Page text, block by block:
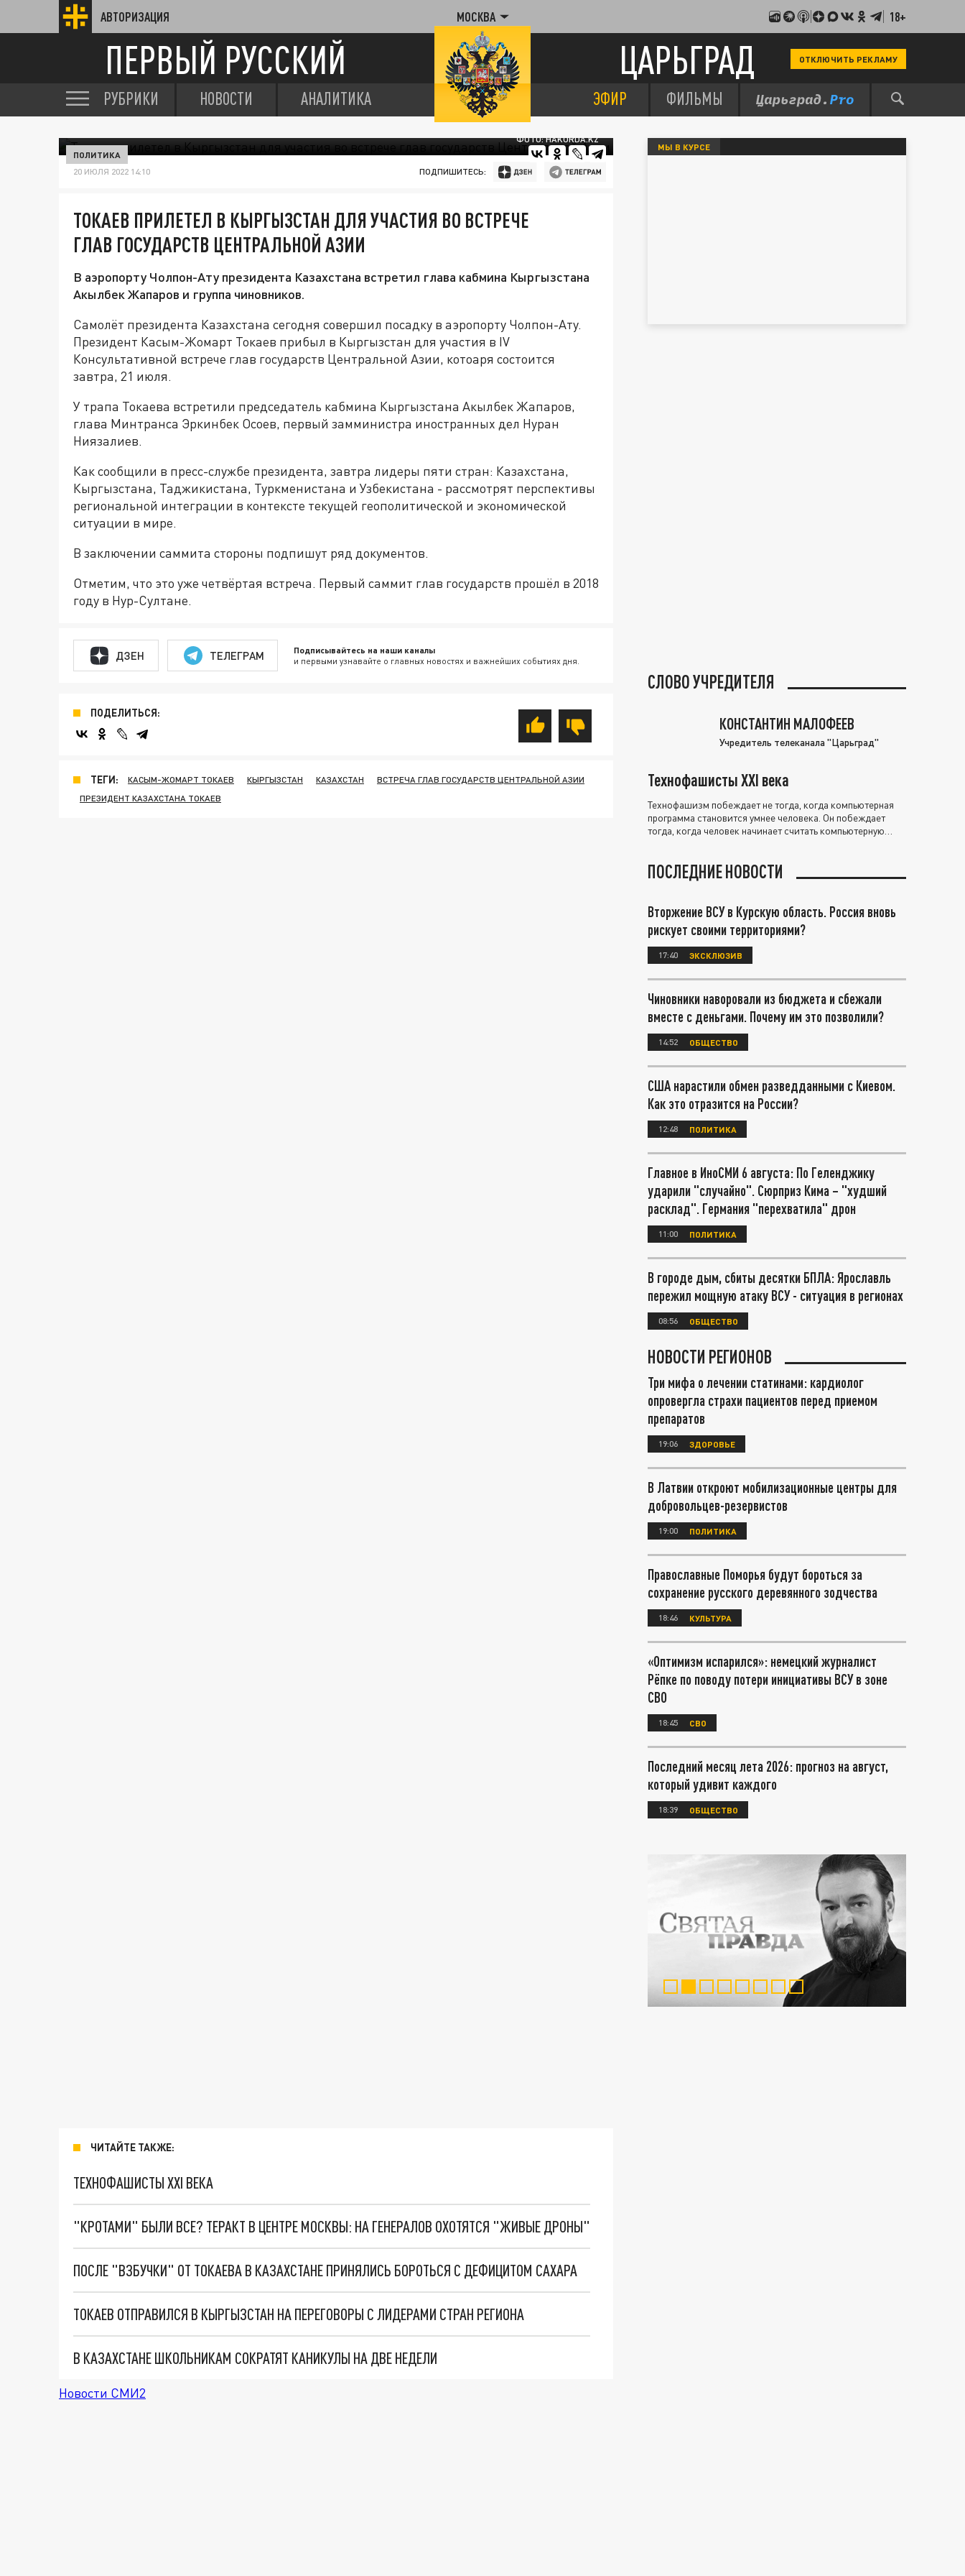
АВТОРИЗАЦИЯ МОСКВА 18+
ПЕРВЫЙ РУССКИЙ ЦАРЬГРАД ОТКЛЮЧИТЬ РЕКЛАМУ
РУБРИКИ НОВОСТИ АНАЛИТИКА ЭФИР ФИЛЬМЫ
ФОТО: HAKORDA.KZ
ПОЛИТИКА
20 ИЮЛЯ 2022 14:10 ПОДПИШИТЕСЬ:
ТОКАЕВ ПРИЛЕТЕЛ В КЫРГЫЗСТАН ДЛЯ УЧАСТИЯ ВО ВСТРЕЧЕ
ГЛАВ ГОСУДАРСТВ ЦЕНТРАЛЬНОЙ АЗИИ
В аэропорту Чолпон-Ату президента Казахстана встретил глава кабмина Кыргызстана
Акылбек Жапаров и группа чиновников.
Самолёт президента Казахстана сегодня совершил посадку в аэропорту Чолпон-Ату.
Президент Касым-Жомарт Токаев прибыл в Кыргызстан для участия в IV
Консультативной встрече глав государств Центральной Азии, котоаря состоится
завтра, 21 июля.
У трапа Токаева встретили председатель кабмина Кыргызстана Акылбек Жапаров,
глава Минтранса Эркинбек Осоев, первый замминистра иностранных дел Нуран
Ниязалиев.
Как сообщили в пресс-службе президента, завтра лидеры пяти стран: Казахстана,
Кыргызстана, Таджикистана, Туркменистана и Узбекистана - рассмотрят перспективы
региональной интеграции в контексте текущей геополитической и экономической
ситуации в мире.
В заключении саммита стороны подпишут ряд документов.
Отметим, что это уже четвёртая встреча. Первый саммит глав государств прошёл в 2018
году в Нур-Султане.
ДЗЕН ТЕЛЕГРАМ Подписывайтесь на наши каналы
и первыми узнавайте о главных новостях и важнейших событиях дня.
ПОДЕЛИТЬСЯ:
ТЕГИ: КАСЫМ-ЖОМАРТ ТОКАЕВ КЫРГЫЗСТАН КАЗАХСТАН
ВСТРЕЧА ГЛАВ ГОСУДАРСТВ ЦЕНТРАЛЬНОЙ АЗИИ
ПРЕЗИДЕНТ КАЗАХСТАНА ТОКАЕВ
ЧИТАЙТЕ ТАКЖЕ:
ТЕХНОФАШИСТЫ XXI ВЕКА
"КРОТАМИ" БЫЛИ ВСЕ? ТЕРАКТ В ЦЕНТРЕ МОСКВЫ: НА ГЕНЕРАЛОВ ОХОТЯТСЯ "ЖИВЫЕ ДРОНЫ"
ПОСЛЕ "ВЗБУЧКИ" ОТ ТОКАЕВА В КАЗАХСТАНЕ ПРИНЯЛИСЬ БОРОТЬСЯ С ДЕФИЦИТОМ САХАРА
ТОКАЕВ ОТПРАВИЛСЯ В КЫРГЫЗСТАН НА ПЕРЕГОВОРЫ С ЛИДЕРАМИ СТРАН РЕГИОНА
В КАЗАХСТАНЕ ШКОЛЬНИКАМ СОКРАТЯТ КАНИКУЛЫ НА ДВЕ НЕДЕЛИ
Новости СМИ2
МЫ В КУРСЕ
СЛОВО УЧРЕДИТЕЛЯ
КОНСТАНТИН МАЛОФЕЕВ
Учредитель телеканала "Царьград"
Технофашисты XXI века
Технофашизм побеждает не тогда, когда компьютерная
программа становится умнее человека. Он побеждает
тогда, когда человек начинает считать компьютерную
ПОСЛЕДНИЕ НОВОСТИ
Вторжение ВСУ в Курскую область. Россия вновь
рискует своими территориями?
17:40 ЭКСКЛЮЗИВ
Чиновники наворовали из бюджета и сбежали
вместе с деньгами. Почему им это позволили?
14:52 ОБЩЕСТВО
США нарастили обмен разведданными с Киевом.
Как это отразится на России?
12:48 ПОЛИТИКА
Главное в ИноСМИ 6 августа: По Геленджику
ударили "случайно". Сюрприз Кима – "худший
расклад". Германия "перехватила" дрон
11:00 ПОЛИТИКА
В городе дым, сбиты десятки БПЛА: Ярославль
пережил мощную атаку ВСУ - ситуация в регионах
08:56 ОБЩЕСТВО
НОВОСТИ РЕГИОНОВ
Три мифа о лечении статинами: кардиолог
опровергла страхи пациентов перед приемом
препаратов
19:06 ЗДОРОВЬЕ
В Латвии откроют мобилизационные центры для
добровольцев-резервистов
19:00 ПОЛИТИКА
Православные Поморья будут бороться за
сохранение русского деревянного зодчества
18:46 КУЛЬТУРА
«Оптимизм испарился»: немецкий журналист
Рёпке по поводу потери инициативы ВСУ в зоне
СВО
18:45 СВО
Последний месяц лета 2026: прогноз на август,
который удивит каждого
18:39 ОБЩЕСТВО